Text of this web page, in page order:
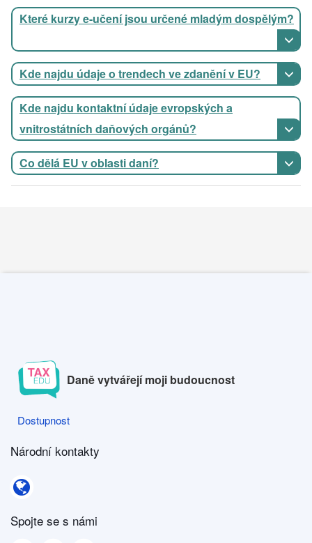
Které kurzy e-učení jsou určené mladým dospělým?
Kde najdu údaje o trendech ve zdanění v EU?
Kde najdu kontaktní údaje evropských a
vnitrostátních daňových orgánů?
Co dělá EU v oblasti daní?
Daně vytvářejí moji budoucnost
Dostupnost
Dostupnost
Národní kontakty
Spojte se s námi